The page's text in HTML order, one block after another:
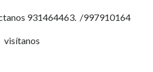
931464463. /997910164
visítanos